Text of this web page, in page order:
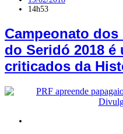
14h53
Campeonato
do Seridó 2018 é
criticados da